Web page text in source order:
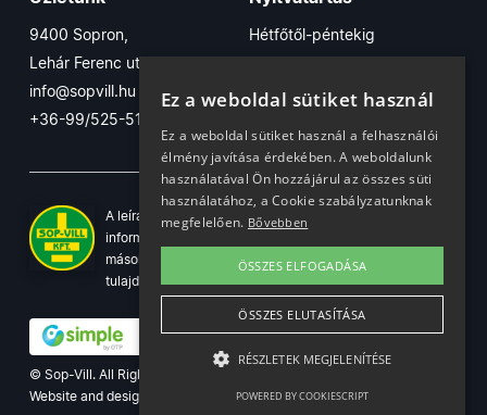
9400 Sopron,
Lehár Ferenc utca 17/B
info@sopvill.hu
+36-99/525-515
Hétfőtől-péntekig
7:30-16:30
Szombaton
A leírások, fotók, logók, és minden egyéb azon szereplő
információ cégünk szellemi tulajdonát képezik. Azok
másolása, üzleti célú felhasználása kizárólag a jog
tulajdonosának beleegyezésével történhet.
© Sop-Vill. All Rights Reserved.
Website and design by
Ez a weboldal sütiket használ
Ez a weboldal sütiket használ a felhasználói
élmény javítása érdekében. A weboldalunk
használatával Ön hozzájárul az összes süti
használatához, a Cookie szabályzatunknak
megfelelően. Bővebben
ÖSSZES ELFOGADÁSA
ÖSSZES ELUTASÍTÁSA
RÉSZLETEK MEGJELENÍTÉSE
POWERED BY COOKIESCRIPT